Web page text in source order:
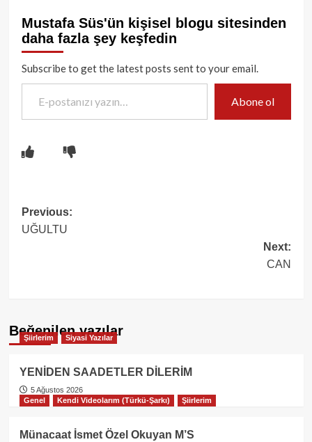
Mustafa Süs'ün kişisel blogu sitesinden
daha fazla şey keşfedin
Subscribe to get the latest posts sent to your email.
E-postanızı yazın…
Abone ol
Post
navigation
Previous:
UĞULTU
Next:
CAN
Beğenilen yazılar
Şiirlerim Siyasi Yazılar
YENİDEN SAADETLER DİLERİM
5 Ağustos 2026
Genel
Kendi Videolarım (Türkü-Şarkı) Şiirlerim
Münacaat İsmet Özel Okuyan M’S